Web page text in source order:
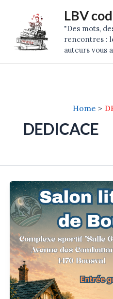
content
LBV
"Des mots,
rencontres :
auteurs vous
Home
DEDICACE